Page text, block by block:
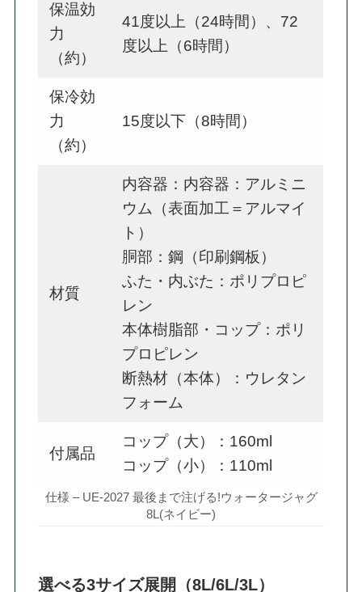
保温効
力
（約）
41度以上（24時間）、72
度以上（6時間）
保冷効
力
（約）
15度以下（8時間）
材質
内容器：内容器：アルミニ
ウム（表面加工＝アルマイ
ト）
胴部：鋼（印刷鋼板）
ふた・内ぶた：ポリプロピ
レン
本体樹脂部・コップ：ポリ
プロピレン
断熱材（本体）：ウレタン
フォーム
付属品
コップ（大）：160ml
コップ（小）：110ml
仕様 – UE-2027 最後まで注げる!ウォータージャグ
8L(ネイビー)
選べる3サイズ展開（8L/6L/3L）